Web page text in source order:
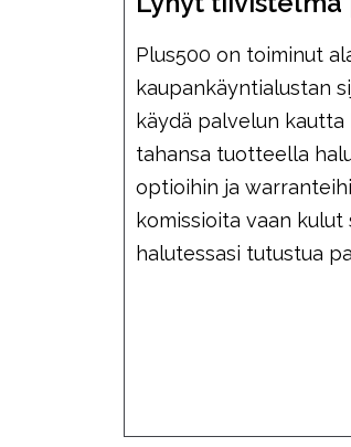
Plus500 on toiminut
kaupankäyntialustan
käydä palvelun kautta
tahansa tuotteella
optioihin ja
komissioita vaan
halutessasi tutustua